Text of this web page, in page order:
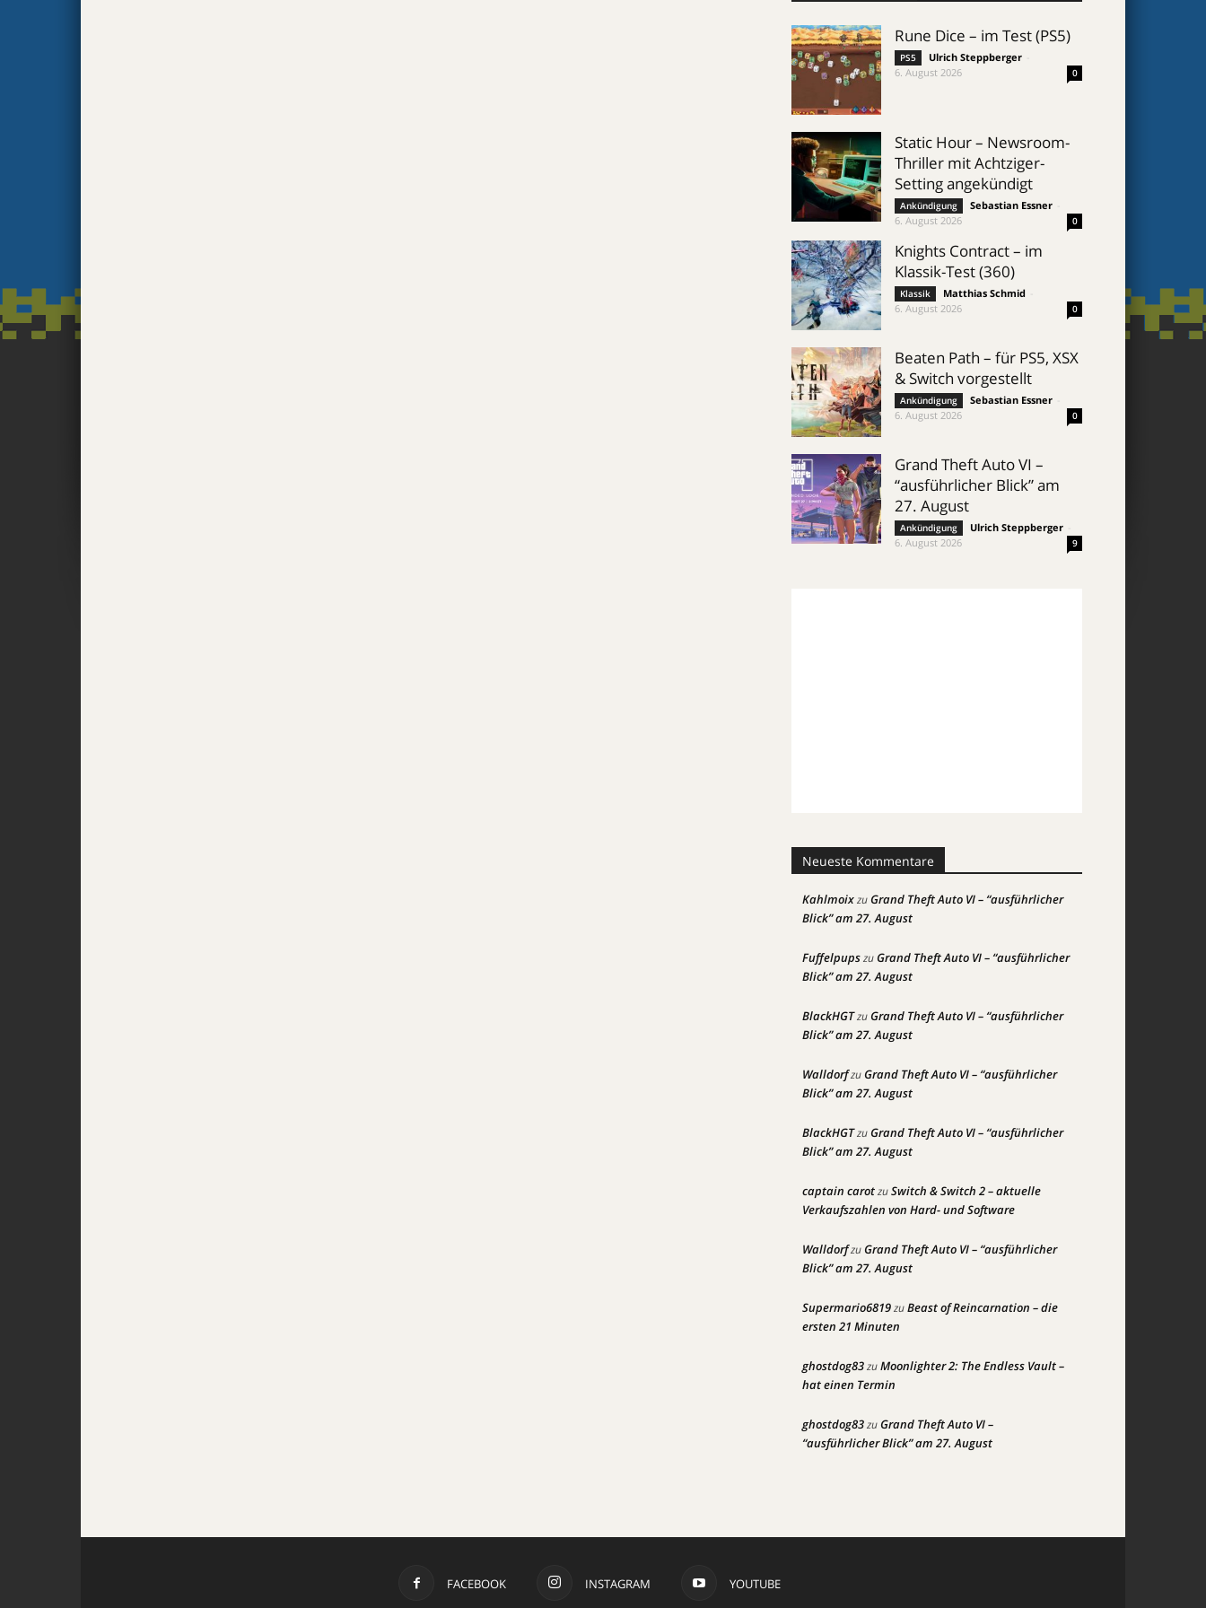
Rune Dice – im Test (PS5)
PS5 Ulrich Steppberger
6. August 2026
0
Static Hour – Newsroom-
Thriller mit Achtziger-
Setting angekündigt
Ankündigung Sebastian Essner
6. August 2026
0
Knights Contract – im
Klassik-Test (360)
Klassik Matthias Schmid
6. August 2026
0
Beaten Path – für PS5, XSX
& Switch vorgestellt
Ankündigung Sebastian Essner
6. August 2026
0
Grand Theft Auto VI –
“ausführlicher Blick” am
27. August
Ankündigung Ulrich Steppberger
6. August 2026
9
Neueste Kommentare
KahlmoixzuGrand Theft Auto VI – “ausführlicher
Blick” am 27. August
FuffelpupszuGrand Theft Auto VI – “ausführlicher
Blick” am 27. August
BlackHGTzuGrand Theft Auto VI – “ausführlicher
Blick” am 27. August
WalldorfzuGrand Theft Auto VI – “ausführlicher
Blick” am 27. August
BlackHGTzuGrand Theft Auto VI – “ausführlicher
Blick” am 27. August
captain carotzuSwitch & Switch 2 – aktuelle
Verkaufszahlen von Hard- und Software
WalldorfzuGrand Theft Auto VI – “ausführlicher
Blick” am 27. August
Supermario6819zuBeast of Reincarnation – die
ersten 21 Minuten
ghostdog83zuMoonlighter 2: The Endless Vault –
hat einen Termin
ghostdog83zuGrand Theft Auto VI –
“ausführlicher Blick” am 27. August
FACEBOOK INSTAGRAM YOUTUBE